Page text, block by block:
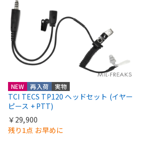
NEW 再入荷 実物
TCI TECS TP120 ヘッドセット (イヤー
ピース + PTT)
￥29,900
残り1点 お早めに